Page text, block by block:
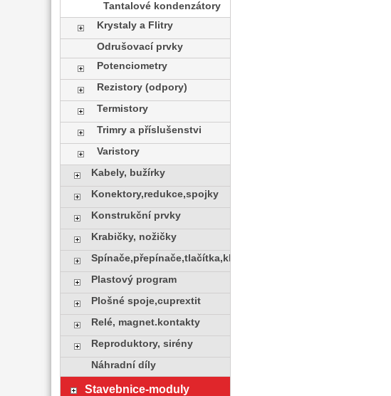
Tantalové kondenzátory
Krystaly a Flitry
Odrušovací prvky
Potenciometry
Rezistory (odpory)
Termistory
Trimry a příslušenstvi
Varistory
Kabely, bužírky
Konektory,redukce,spojky
Konstrukční prvky
Krabičky, nožičky
Spínače,přepínače,tlačítka,klávesy
Plastový program
Plošné spoje,cuprextit
Relé, magnet.kontakty
Reproduktory, sirény
Náhradní díly
Stavebnice-moduly